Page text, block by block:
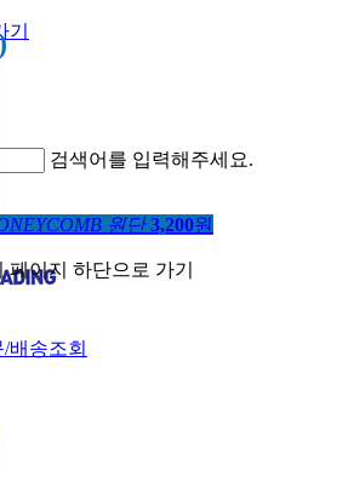
검색어를 입력해주세요.
/배송조회
원단 3,200원
페이지 하단으로 가기